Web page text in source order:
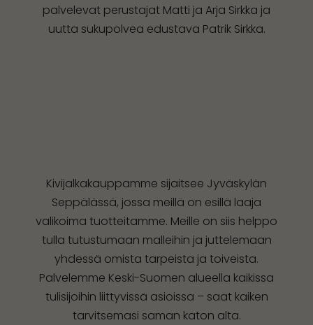
palvelevat perustajat Matti ja Arja Sirkka ja
uutta sukupolvea edustava Patrik Sirkka.
Kivijalkakauppamme sijaitsee Jyväskylän
Seppälässä, jossa meillä on esillä laaja
valikoima tuotteitamme. Meille on siis helppo
tulla tutustumaan malleihin ja juttelemaan
yhdessä omista tarpeista ja toiveista.
Palvelemme Keski-Suomen alueella kaikissa
tulisijoihin liittyvissä asioissa – saat kaiken
tarvitsemasi saman katon alta.